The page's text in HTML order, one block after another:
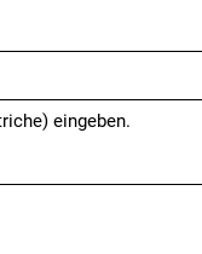
eingeben.